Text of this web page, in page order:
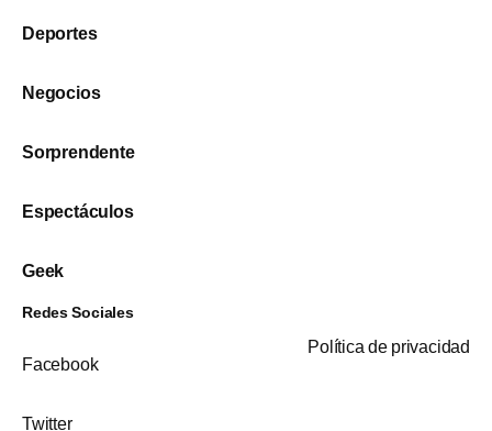
Deportes
Negocios
Sorprendente
Espectáculos
Geek
Redes Sociales
Facebook
Twitter
Política de privacidad